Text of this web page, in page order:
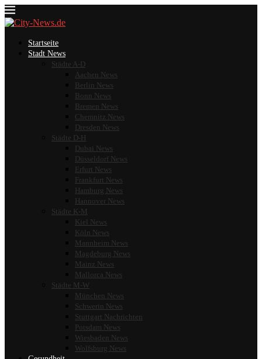
Startseite
Stadt News
Städte A-D
Aachen News
Berlin News
Bonn News
Bremen News
Chemnitz News
Dresden News
Städte D-H
Dubai News
Düsseldorf News
Erfurt News
Frankfurt News
Hamburg News
Hannover News
Städte K-M
Kiel News
Köln News
Mannheim News
Magdeburg News
Mainz News
Mallorca News
Städte M-W
München News
Schwerin News
Stuttgart Nachrichten
Potsdam News
Wiesbaden News
Wolfsburg News